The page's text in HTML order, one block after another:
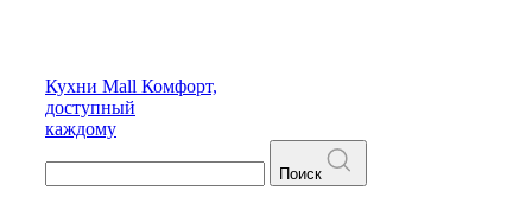
Кухни Mall Комфорт,
доступный
каждому
Поиск